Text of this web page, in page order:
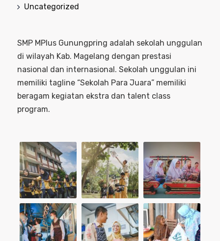
Uncategorized
SMP MPlus Gunungpring adalah sekolah unggulan
di wilayah Kab. Magelang dengan prestasi
nasional dan internasional. Sekolah unggulan ini
memiliki tagline “Sekolah Para Juara” memiliki
beragam kegiatan ekstra dan talent class
program.